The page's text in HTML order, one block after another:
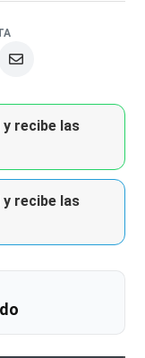
recibe las
recibe las